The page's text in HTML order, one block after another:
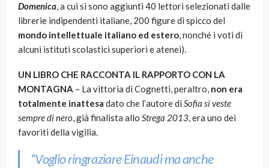
Domenica, a cui si sono aggiunti 40 lettori selezionati dalle
librerie indipendenti italiane, 200 figure di spicco del
mondo intellettuale italiano ed estero, nonché i voti di
alcuni istituti scolastici superiori e atenei).
UN LIBRO CHE RACCONTA IL RAPPORTO CON LA
MONTAGNA – La vittoria di Cognetti, peraltro, non era
totalmente inattesa dato che l’autore di Sofia si veste
sempre di nero, già finalista allo Strega 2013, era uno dei
favoriti della vigilia.
“Voglio ringraziare Einaudi ma anche